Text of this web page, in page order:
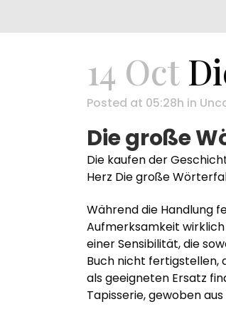
14 Oct
Posted at 05:28h in
Die große
Die kaufen der
Herz Die große
Während die Handlung
Aufmerksamkeit
einer Sensibilität, die
Buch nicht fertigstellen,
als geeigneten Ersatz
Tapisserie, gewoben